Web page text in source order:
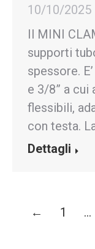
10/10/2025
Il MINI
supporti
spessore.
e 3/8” a
flessibili,
con testa.
Dettagli
← 1 …